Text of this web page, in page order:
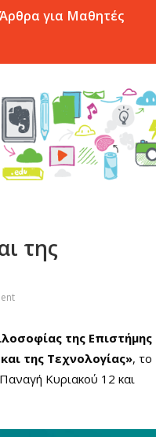
Άρθρα για Μαθητές
της
της Επιστήμης
της Τεχνολογίας», το
Κυριακού 12 και